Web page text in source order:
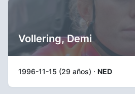
Vollering, Demi
1996-11-15 (29 años) · NED